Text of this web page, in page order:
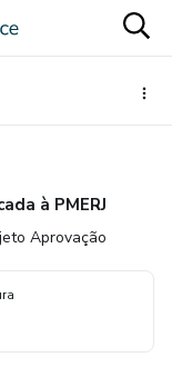
à PMERJ
Aprovação